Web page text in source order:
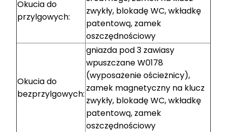
Okucia do
przylgowych:
zwykły, blokadę WC, wkładkę
patentową, zamek
oszczędnościowy
Okucia do
bezprzylgowych:
gniazda pod 3 zawiasy
wpuszczane W0178
(wyposażenie ościeżnicy),
zamek magnetyczny na klucz
zwykły, blokadę WC, wkładkę
patentową, zamek
oszczędnościowy